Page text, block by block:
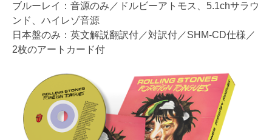
ブルーレイ：音源のみ／ドルビーアトモス、5.1chサラウ
ンド、ハイレゾ音源
日本盤のみ：英文解説翻訳付／対訳付／SHM-CD仕様／
2枚のアートカード付